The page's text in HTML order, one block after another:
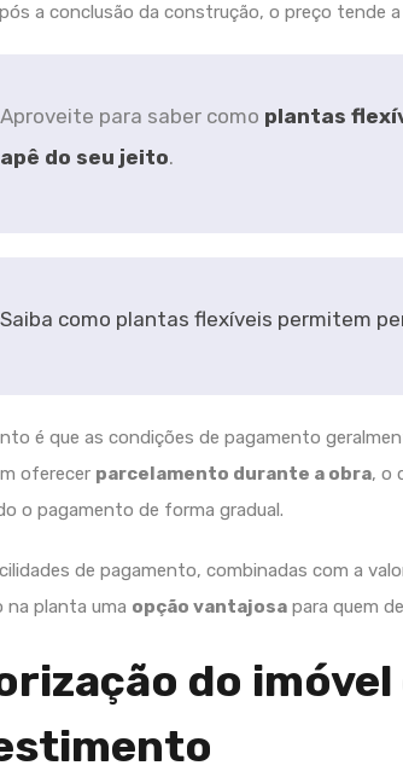
a conclusão da construção, o preço tende
Aproveite para saber como plantas
apê do seu jeito.
Saiba como plantas flexíveis permitem
é que as condições de pagamento
oferecer parcelamento durante a obra, o
o pagamento de forma gradual.
de pagamento, combinadas com a
na planta uma opção vantajosa para quem
do